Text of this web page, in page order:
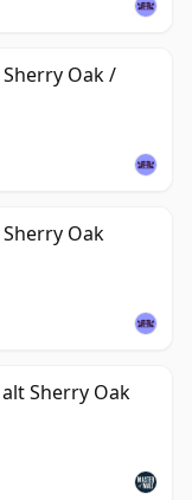
Oak /
Oak
Sherry Oak